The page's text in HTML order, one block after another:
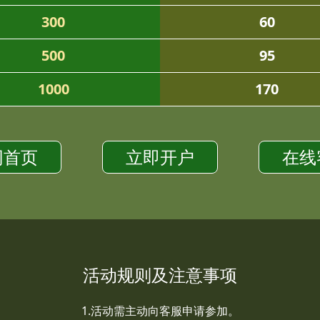
300
60
500
95
1000
170
页 立即开户 在
活动规则及注意事项
1.活动需主动向客服申请参加。